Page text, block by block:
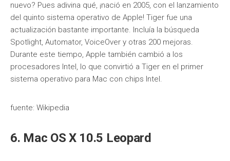
nuevo? Pues adivina qué, ¡nació en 2005, con el lanzamiento
del quinto sistema operativo de Apple! Tiger fue una
actualización bastante importante. Incluía la búsqueda
Spotlight, Automator, VoiceOver y otras 200 mejoras.
Durante este tiempo, Apple también cambió a los
procesadores Intel, lo que convirtió a Tiger en el primer
sistema operativo para Mac con chips Intel.
fuente: Wikipedia
6. Mac OS X 10.5 Leopard